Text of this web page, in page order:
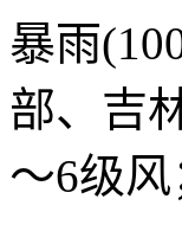
暴雨
部、吉
～6级